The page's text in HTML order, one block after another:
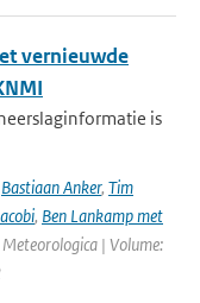
vernieuwde
is
Bastiaan Anker, Tim
, Ben Lankamp met
| Volume: